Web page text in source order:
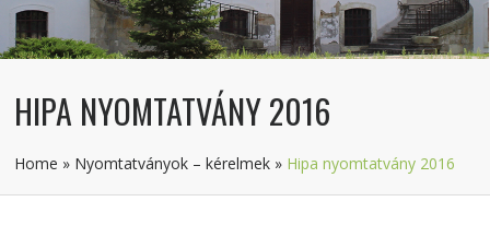
HIPA NYOMTATVÁNY 2016
Home » Nyomtatványok – kérelmek » Hipa nyomtatvány 2016